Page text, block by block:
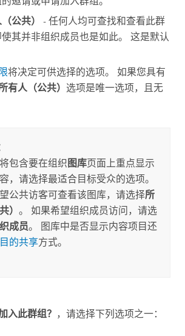
公共）
- 任何人均可查找和查看此群
其并非组织成员也是如此。 这是默认
将决定可供选择的选项。 如果您具有
有人（公共） 选项是唯一选项，且无
包含要在组织 图库页面上重点显示
，请选择最适合目标受众的选项。
公共访客可查看该图库，请选择所
） 。 如果希望组织成员访问，请选
成员。 图库中是否显示内容项目还
的共享方式。
入此群组？ ，请选择下列选项之一：